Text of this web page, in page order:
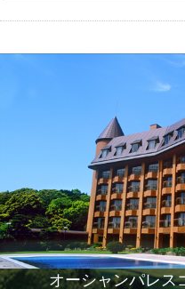
オーシャンパレス